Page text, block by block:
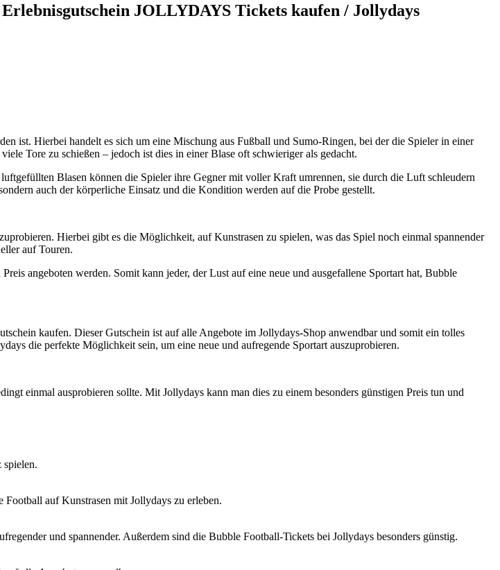
JOLLYDAYS Tickets kaufen / Jollydays
ist. Hierbei handelt es sich um eine Mischung aus Fußball und Sumo-Ringen, bei der die Spieler in einer
Tore zu schießen – jedoch ist dies in einer Blase oft schwieriger als gedacht.
Blasen können die Spieler ihre Gegner mit voller Kraft umrennen, sie durch die Luft schleudern
auch der körperliche Einsatz und die Kondition werden auf die Probe gestellt.
Hierbei gibt es die Möglichkeit, auf Kunstrasen zu spielen, was das Spiel noch einmal spannender
auf Touren.
angeboten werden. Somit kann jeder, der Lust auf eine neue und ausgefallene Sportart hat, Bubble
kaufen. Dieser Gutschein ist auf alle Angebote im Jollydays-Shop anwendbar und somit ein tolles
die perfekte Möglichkeit sein, um eine neue und aufregende Sportart auszuprobieren.
einmal ausprobieren sollte. Mit Jollydays kann man dies zu einem besonders günstigen Preis tun und
spielen.
auf Kunstrasen mit Jollydays zu erleben.
und spannender. Außerdem sind die Bubble Football-Tickets bei Jollydays besonders günstig.